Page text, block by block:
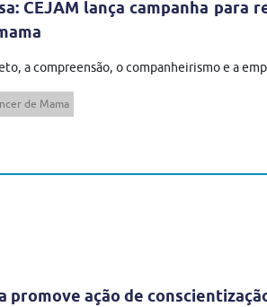
CEJAM lança campanha
a compreensão, o companheirismo e a
de Mama
promove ação de